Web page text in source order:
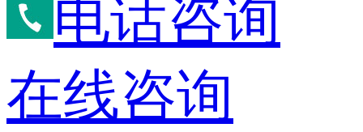
电话咨询
在线咨询